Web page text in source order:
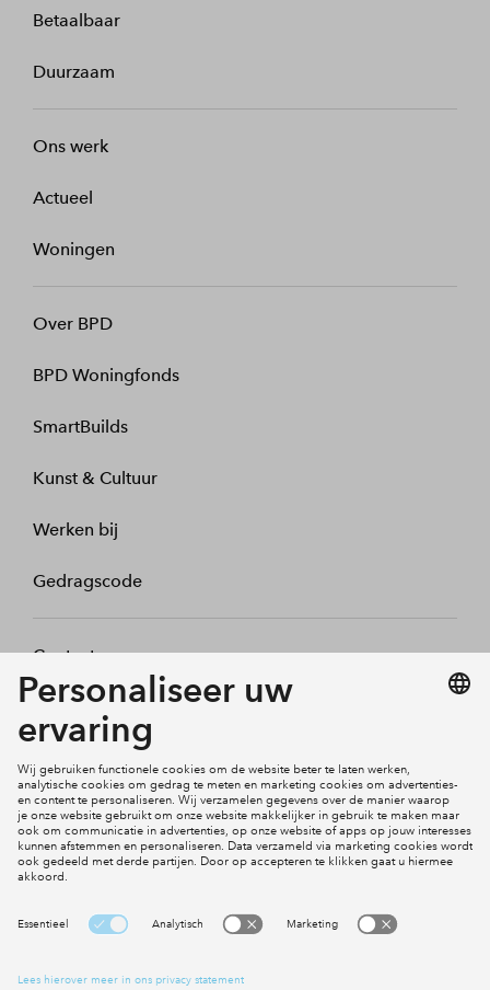
Betaalbaar
Duurzaam
Ons werk
Actueel
Woningen
Over BPD
BPD Woningfonds
SmartBuilds
Kunst & Cultuur
Werken bij
Gedragscode
Contact
Mijn profiel
Social Media
Cookies